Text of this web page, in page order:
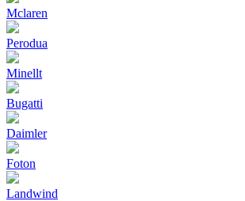
Mclaren
Perodua
Minellt
Bugatti
Daimler
Foton
Landwind